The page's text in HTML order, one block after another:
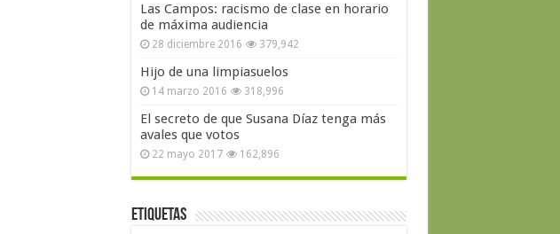
Las Campos: racismo de clase en horario
de máxima audiencia
28 diciembre 2016 379,942
Hijo de una limpiasuelos
14 marzo 2016 318,996
El secreto de que Susana Díaz tenga más
avales que votos
22 mayo 2017 162,896
Etiquetas